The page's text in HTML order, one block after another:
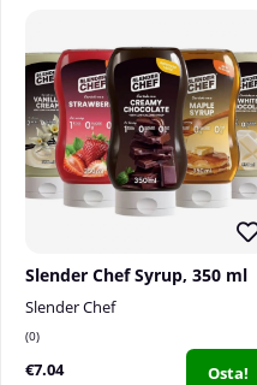
Slender Chef Syrup, 350 ml
Slender Chef
0
€7.04 Osta!